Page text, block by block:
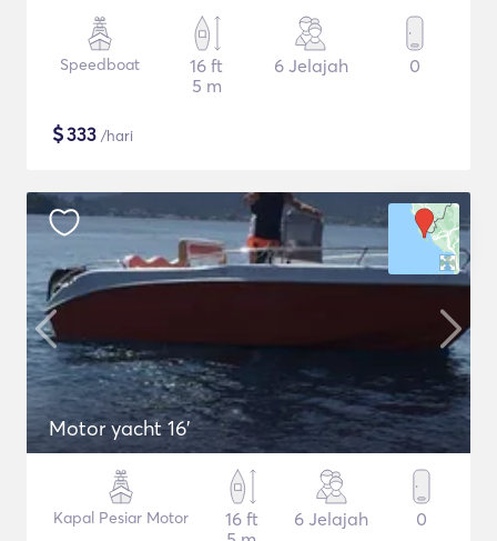
Speedboat
16 ft
5 m
6 Jelajah 0
$333 /hari
Motor yacht 16'
Kapal Pesiar Motor
16 ft
6 Jelajah 0